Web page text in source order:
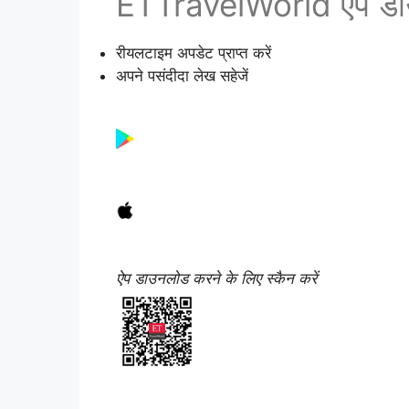
रीयलटाइम अपडेट प्राप्त करें
अपने पसंदीदा लेख सहेजें
ऐप डाउनलोड करने के लिए स्कैन करें